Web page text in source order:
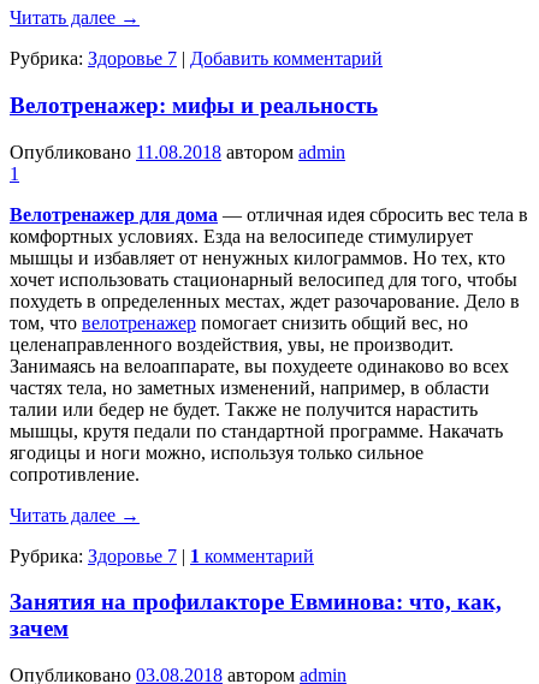
Читать далее →
Рубрика: Здоровье 7 | Добавить комментарий
Велотренажер: мифы и реальность
Опубликовано 11.08.2018 автором admin
1
Велотренажер для дома — отличная идея сбросить вес тела в
комфортных условиях. Езда на велосипеде стимулирует
мышцы и избавляет от ненужных килограммов. Но тех, кто
хочет использовать стационарный велосипед для того, чтобы
похудеть в определенных местах, ждет разочарование. Дело в
том, что велотренажер помогает снизить общий вес, но
целенаправленного воздействия, увы, не производит.
Занимаясь на велоаппарате, вы похудеете одинаково во всех
частях тела, но заметных изменений, например, в области
талии или бедер не будет. Также не получится нарастить
мышцы, крутя педали по стандартной программе. Накачать
ягодицы и ноги можно, используя только сильное
сопротивление.
Читать далее →
Рубрика: Здоровье 7 | 1 комментарий
Занятия на профилакторе Евминова: что, как,
зачем
Опубликовано 03.08.2018 автором admin